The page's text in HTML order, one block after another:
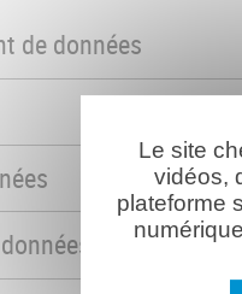
de données
Le site
vidéos,
plateforme